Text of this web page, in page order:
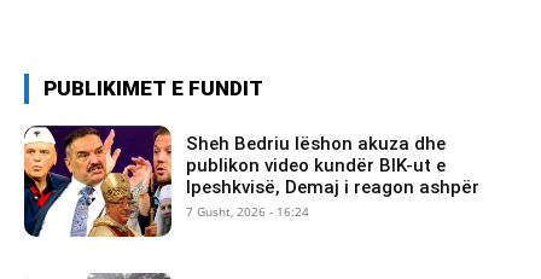
PUBLIKIMET E FUNDIT
Sheh Bedriu lëshon akuza dhe
publikon video kundër BIK-ut e
Ipeshkvisë, Demaj i reagon ashpër
7 Gusht, 2026 - 16:24